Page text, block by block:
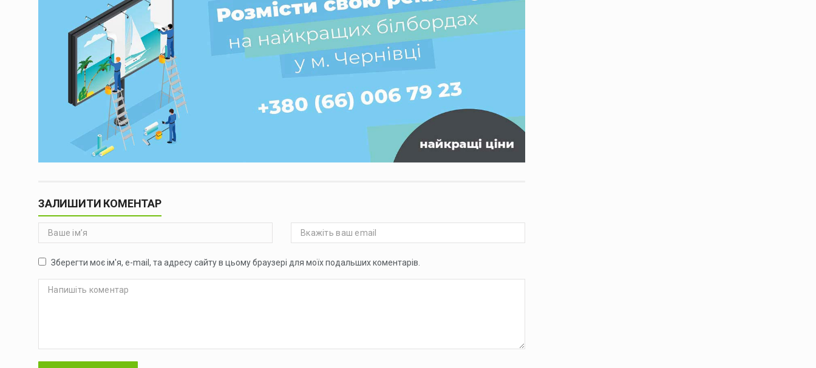
ЗАЛИШИТИ КОМЕНТАР
Зберегти моє ім'я, e-mail, та адресу сайту в цьому браузері для моїх подальших коментарів.